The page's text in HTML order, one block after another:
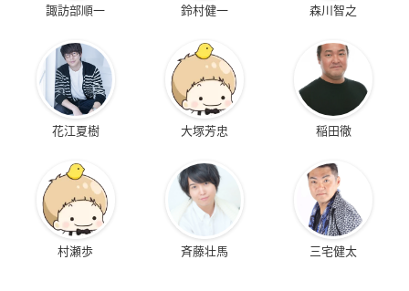
諏訪部順一 鈴村健一 森川智之
花江夏樹 大塚芳忠 稲田徹
村瀬歩 斉藤壮馬 三宅健太